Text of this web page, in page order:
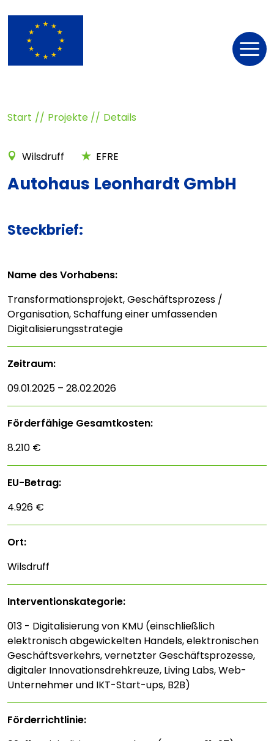
Start Projekte Details
Wilsdruff EFRE
Autohaus Leonhardt GmbH
Steckbrief:
Name des Vorhabens:
Transformationsprojekt, Geschäftsprozess /
Organisation, Schaffung einer umfassenden
Digitalisierungsstrategie
Zeitraum:
09.01.2025 – 28.02.2026
Förderfähige Gesamtkosten:
8.210 €
EU-Betrag:
4.926 €
Ort:
Wilsdruff
Interventions­kategorie:
013 - Digitalisierung von KMU (einschließlich
elektronisch abgewickelten Handels, elektronischen
Geschäftsverkehrs, vernetzter Geschäftsprozesse,
digitaler Innovationsdrehkreuze, Living Labs, Web-
Unternehmer und IKT-Start-ups, B2B)
Förderrichtlinie: